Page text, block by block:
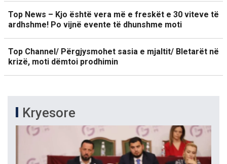
Top News – Kjo është vera më e freskët e 30 viteve të
ardhshme! Po vijnë evente të dhunshme moti
Top Channel/ Përgjysmohet sasia e mjaltit/ Bletarët në
krizë, moti dëmtoi prodhimin
Kryesore